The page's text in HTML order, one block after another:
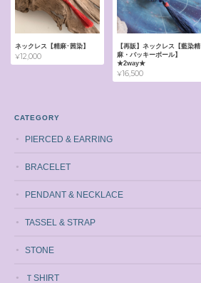
ネックレス【精麻･茜染】
¥12,000
【再販】ネックレス【藍染精
麻・バッキーボール】
★2way★
¥16,500
CATEGORY
PIERCED & EARRING
BRACELET
PENDANT & NECKLACE
TASSEL & STRAP
STONE
ＴSHIRT